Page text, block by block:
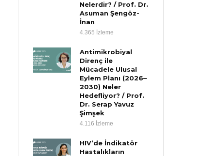
Nelerdir? / Prof. Dr.
Asuman Şengöz-
İnan
4.365 İzleme
Antimikrobiyal
Direnç ile
Mücadele Ulusal
Eylem Planı (2026–
2030) Neler
Hedefliyor? / Prof.
Dr. Serap Yavuz
Şimşek
4.116 İzleme
HIV’de İndikatör
Hastalıkların